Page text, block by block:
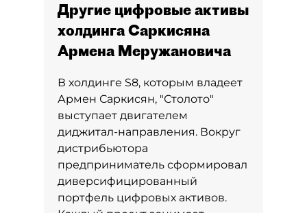
Другие цифровые активы
холдинга Саркисяна
Армена Меружановича
В холдинге S8, которым владеет
Армен Саркисян, "Столото"
выступает двигателем
диджитал-направления. Вокруг
дистрибьютора
предприниматель сформировал
диверсифицированный
портфель цифровых активов.